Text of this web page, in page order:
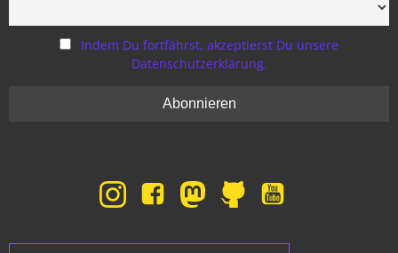
Indem Du fortfährst, akzeptierst Du unsere
Datenschutzerklärung.